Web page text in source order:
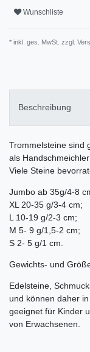
Wunschliste
* inkl. ges. MwSt. zzgl.
Beschreibung
Trommelsteine sind
als
Viele Steine
Jumbo ab 35g/4-8
XL 20-35 g/3-4 cm;
L 10-19 g/2-3 cm;
M 5- 9 g/1,5-2 cm;
S 2- 5 g/1 cm.
Gewichts- und
Edelsteine,
und können daher
geeignet für Kinder
von Erwachsenen.